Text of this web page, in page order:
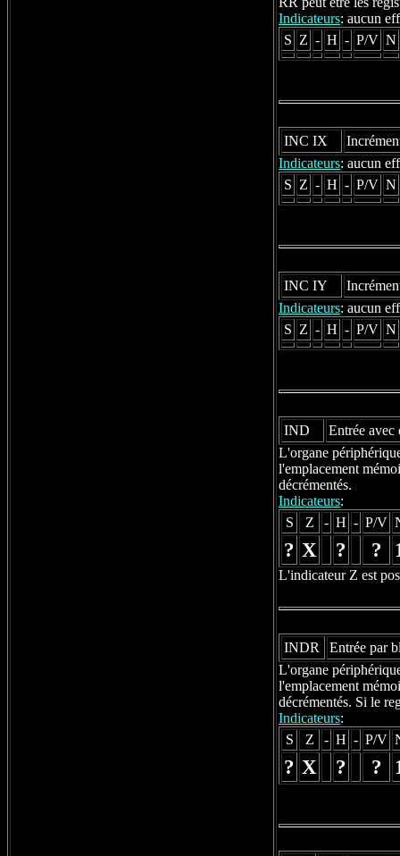
Indicateurs: aucun
S Z - H - P/V N
INC IX
Indicateurs: aucun
S Z - H - P/V N
INC IY
Indicateurs: aucun
S Z - H - P/V N
IND
Entrée avec
L'organe
l'emplacement
décrémentés.
Indicateurs:
S
Z - H - P/V
? X ? ?
L'indicateur Z est
INDR
Entrée par
L'organe
l'emplacement
décrémentés. Si le
Indicateurs:
S
Z - H - P/V
? X ? ?